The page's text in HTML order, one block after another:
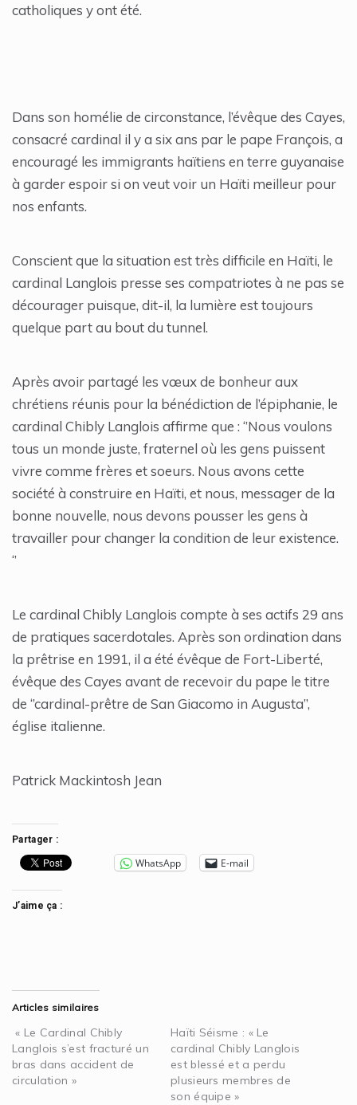
catholiques y ont été.
Dans son homélie de circonstance, l’évêque des Cayes,
consacré cardinal il y a six ans par le pape François, a
encouragé les immigrants haïtiens en terre guyanaise
à garder espoir si on veut voir un Haïti meilleur pour
nos enfants.
Conscient que la situation est très difficile en Haïti, le
cardinal Langlois presse ses compatriotes à ne pas se
décourager puisque, dit-il, la lumière est toujours
quelque part au bout du tunnel.
Après avoir partagé les vœux de bonheur aux
chrétiens réunis pour la bénédiction de l’épiphanie, le
cardinal Chibly Langlois affirme que : ‘’Nous voulons
tous un monde juste, fraternel où les gens puissent
vivre comme frères et soeurs. Nous avons cette
société à construire en Haïti, et nous, messager de la
bonne nouvelle, nous devons pousser les gens à
travailler pour changer la condition de leur existence.
‘’
Le cardinal Chibly Langlois compte à ses actifs 29 ans
de pratiques sacerdotales. Après son ordination dans
la prêtrise en 1991, il a été évêque de Fort-Liberté,
évêque des Cayes avant de recevoir du pape le titre
de ‘’cardinal-prêtre de San Giacomo in Augusta’’,
église italienne.
Patrick Mackintosh Jean
Partager :
WhatsApp E-mail
J’aime ça :
Articles similaires
« Le Cardinal Chibly
Langlois s’est fracturé un
bras dans accident de
circulation »
Haïti Séisme : « Le
cardinal Chibly Langlois
est blessé et a perdu
plusieurs membres de
son équipe »